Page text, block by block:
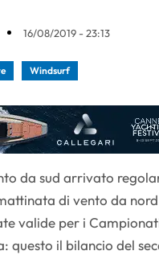
16/08/2019 - 23:13
Windsurf
da sud arrivato
di vento da
valide per i
questo il bilancio del